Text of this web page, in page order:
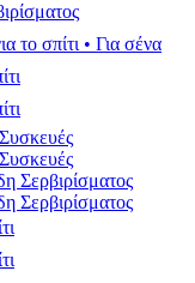
το σπίτι • Για σένα
Σερβιρίσματος
Σερβιρίσματος